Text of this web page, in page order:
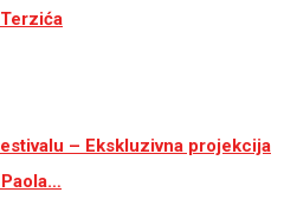
– Ekskluzivna projekcija